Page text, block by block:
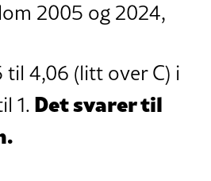
2005 og 2024,
4,06 (litt over C) i
1.Det svarer til